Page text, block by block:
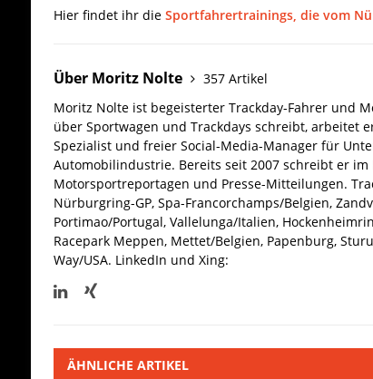
Hier findet ihr die Sportfahrertrainings, die vom
Über Moritz Nolte
357 Artikel
Moritz Nolte ist begeisterter Trackday-Fahrer und
über Sportwagen und Trackdays schreibt, arbeitet
Spezialist und freier Social-Media-Manager für
Automobilindustrie. Bereits seit 2007 schreibt er
Motorsportreportagen und Presse-Mitteilungen.
Nürburgring-GP, Spa-Francorchamps/Belgien,
Portimao/Portugal, Vallelunga/Italien,
Racepark Meppen, Mettet/Belgien, Papenburg,
Way/USA. LinkedIn und Xing:
ÄHNLICHE ARTIKEL